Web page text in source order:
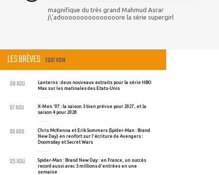
magnifique du très grand Mahmud Asrar
j\'adooooooooooooooore la série supergirl
LES BRÈVES TOUT VOIR
Lanterns : deux nouveaux extraits pour la série HBO
Max sur les matinales des Etats-Unis
08 AOU
X-Men '97 : la saison 3 bien prévue pour 2027, et la
saison 4 pour 2028
07 AOU
Chris McKenna et Erik Sommers (Spider-Man : Brand
New Day) en renfort sur l'écriture de Avengers :
Doomsday et Secret Wars
06 AOU
Spider-Man : Brand New Day : en France, un succès
record aussi avec 3 millions d'entrées en une
semaine
05 AOU